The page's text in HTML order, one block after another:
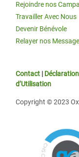
Rejoindre nos
Travailler Avec Nous
Devenir Bénévole
Relayer nos
Contact |
d’Utilisation
Copyright © 2023